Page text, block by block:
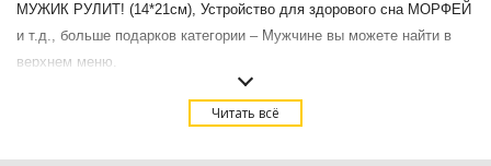
МУЖИК РУЛИТ! (14*21см), Устройство для здорового сна МОРФЕЙ
и т.д., больше подарков категории – Мужчине вы можете найти в
верхнем меню.
Купить Подарки для дяди в Москве с доставкой.
Читать всё